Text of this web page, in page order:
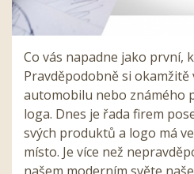
Co vás napadne jako první,
Pravděpodobně si okamžitě
automobilu nebo známého
loga. Dnes je řada firem
svých produktů a logo má
místo. Je více než